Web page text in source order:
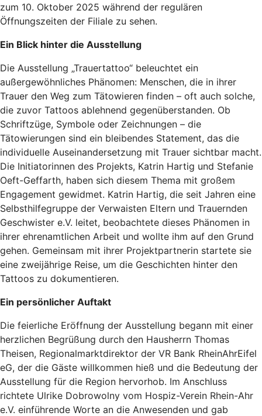
zum 10. Oktober 2025 während der regulären
Öffnungszeiten der Filiale zu sehen.
Ein Blick hinter die Ausstellung
Die Ausstellung „Trauertattoo“ beleuchtet ein
außergewöhnliches Phänomen: Menschen, die in ihrer
Trauer den Weg zum Tätowieren finden – oft auch solche,
die zuvor Tattoos ablehnend gegenüberstanden. Ob
Schriftzüge, Symbole oder Zeichnungen – die
Tätowierungen sind ein bleibendes Statement, das die
individuelle Auseinandersetzung mit Trauer sichtbar macht.
Die Initiatorinnen des Projekts, Katrin Hartig und Stefanie
Oeft-Geffarth, haben sich diesem Thema mit großem
Engagement gewidmet. Katrin Hartig, die seit Jahren eine
Selbsthilfegruppe der Verwaisten Eltern und Trauernden
Geschwister e.V. leitet, beobachtete dieses Phänomen in
ihrer ehrenamtlichen Arbeit und wollte ihm auf den Grund
gehen. Gemeinsam mit ihrer Projektpartnerin startete sie
eine zweijährige Reise, um die Geschichten hinter den
Tattoos zu dokumentieren.
Ein persönlicher Auftakt
Die feierliche Eröffnung der Ausstellung begann mit einer
herzlichen Begrüßung durch den Hausherrn Thomas
Theisen, Regionalmarktdirektor der VR Bank RheinAhrEifel
eG, der die Gäste willkommen hieß und die Bedeutung der
Ausstellung für die Region hervorhob. Im Anschluss
richtete Ulrike Dobrowolny vom Hospiz-Verein Rhein-Ahr
e.V. einführende Worte an die Anwesenden und gab